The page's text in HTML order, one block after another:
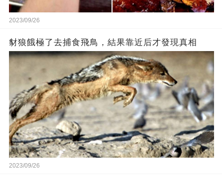
2023/09/26
豺狼餓極了去捕食飛鳥，結果靠近后才發現真相
2023/09/26